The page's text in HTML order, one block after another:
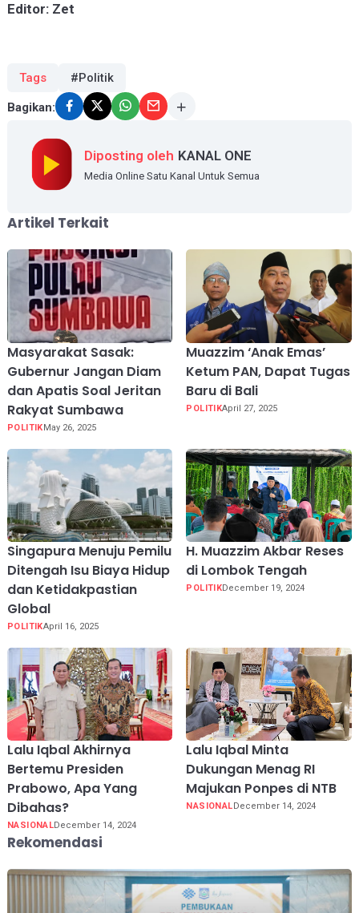
Editor: Zet
Tags #Politik
Bagikan:
Diposting oleh KANAL ONE
Media Online Satu Kanal Untuk Semua
Artikel Terkait
Masyarakat Sasak:
Gubernur Jangan Diam
dan Apatis Soal Jeritan
Rakyat Sumbawa
POLITIKMay 26, 2025
Muazzim ‘Anak Emas’
Ketum PAN, Dapat Tugas
Baru di Bali
POLITIKApril 27, 2025
Singapura Menuju Pemilu
Ditengah Isu Biaya Hidup
dan Ketidakpastian
Global
POLITIKApril 16, 2025
H. Muazzim Akbar Reses
di Lombok Tengah
POLITIKDecember 19, 2024
Lalu Iqbal Akhirnya
Bertemu Presiden
Prabowo, Apa Yang
Dibahas?
NASIONALDecember 14, 2024
Lalu Iqbal Minta
Dukungan Menag RI
Majukan Ponpes di NTB
NASIONALDecember 14, 2024
Rekomendasi